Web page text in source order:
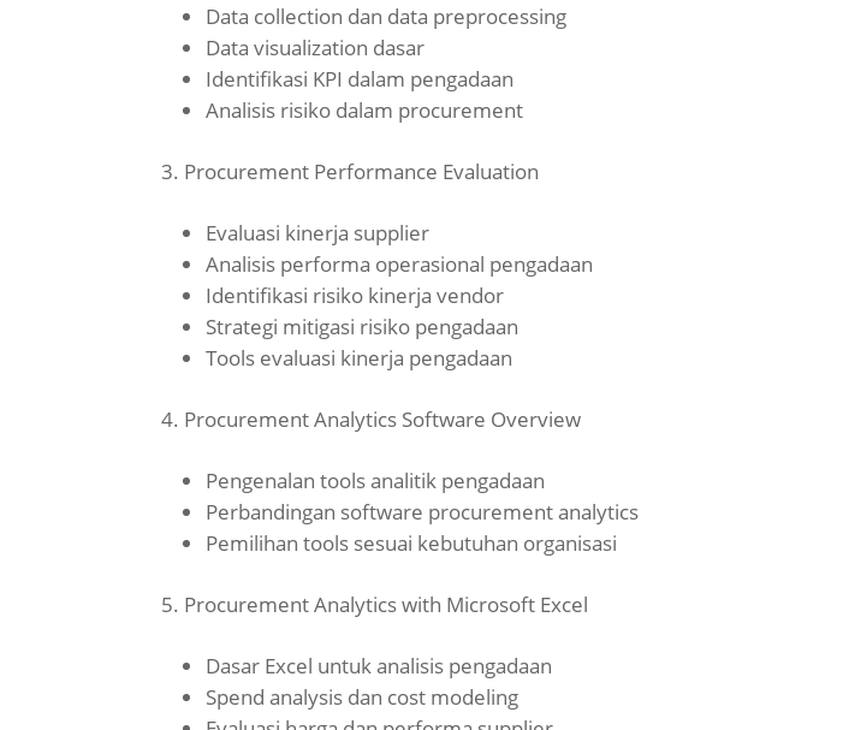
Data collection dan data preprocessing
Data visualization dasar
Identifikasi KPI dalam pengadaan
Analisis risiko dalam procurement
Procurement Performance Evaluation
Evaluasi kinerja supplier
Analisis performa operasional pengadaan
Identifikasi risiko kinerja vendor
Strategi mitigasi risiko pengadaan
Tools evaluasi kinerja pengadaan
Procurement Analytics Software Overview
Pengenalan tools analitik pengadaan
Perbandingan software procurement analytics
Pemilihan tools sesuai kebutuhan organisasi
Procurement Analytics with Microsoft Excel
Dasar Excel untuk analisis pengadaan
Spend analysis dan cost modeling